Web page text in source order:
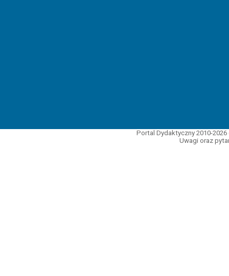
Portal Dydaktyczny 2010-
Uwagi oraz